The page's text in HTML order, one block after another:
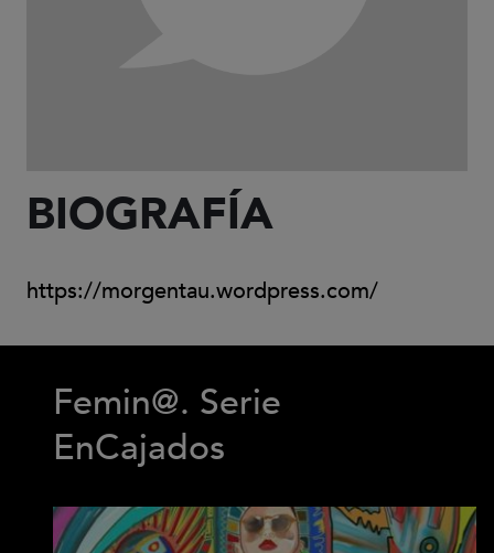
BIOGRAFÍA
https://morgentau.wordpress.com/(Abre en
Femin@. Serie
EnCajados